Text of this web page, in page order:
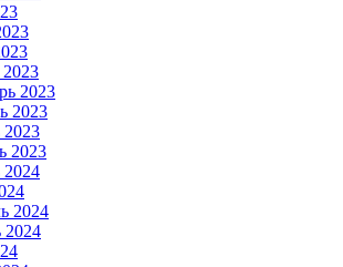
2023
2023
2023
2023
2024
2024
2024